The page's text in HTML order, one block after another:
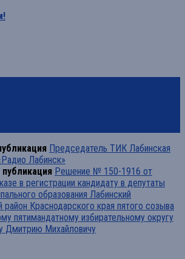
Председатель ТИК Лабинская
Лабинск»
Решение № 150-1916 от
в регистрации кандидату в депутаты
образования Лабинский
район Краснодарского края пятого созыва
пятимандатному избирательному округу
Дмитрию Михайловичу